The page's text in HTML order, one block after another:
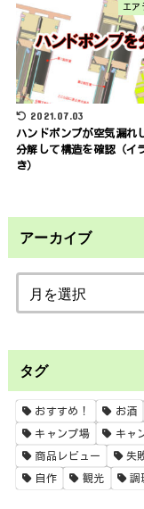
エア
2021.07.03
ハンドポンプが空気漏れ
分解して構造を確認（イ
き）
アーカイブ
タグ
おすすめ！ お酒
キャンプ場 キャ
商品レビュー 失
自作 観光 調